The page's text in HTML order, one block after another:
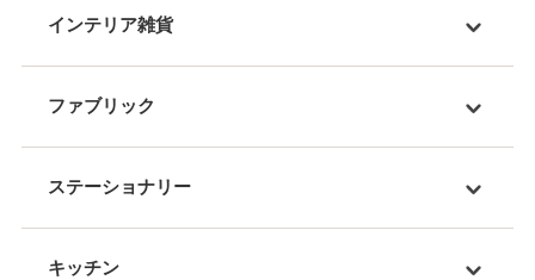
インテリア雑貨
ファブリック
ステーショナリー
キッチン